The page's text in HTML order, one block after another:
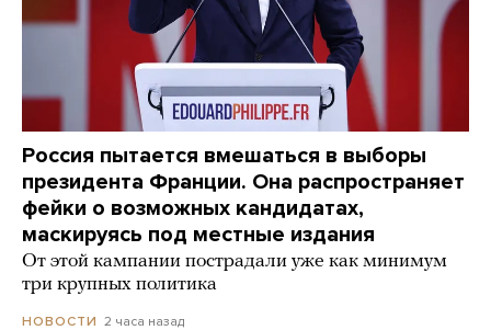
Россия пытается вмешаться в выборы
президента Франции. Она распространяет
фейки о возможных кандидатах,
маскируясь под местные издания
От этой кампании пострадали уже как минимум
три крупных политика
НОВОСТИ 2 часа назад